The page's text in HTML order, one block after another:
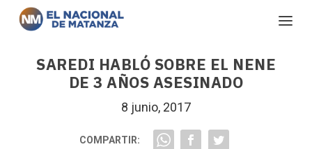
SAREDI HABLÓ SOBRE EL NENE
DE 3 AÑOS ASESINADO
8 junio, 2017
COMPARTIR: